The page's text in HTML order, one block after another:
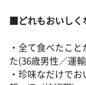
■どれもおいしく
・全て食べたこ
た(36歳男性／運
・珍味なだけで